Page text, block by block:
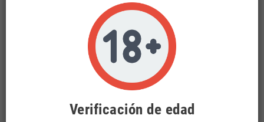
para que, independientemente de la
, nuestros clientes siempre salgan ganando con
su decisión. ¿A qué esperas a probar?
Además, nos rodeamos de un estupendo
que, aparte de estar formado por grandes
profesionales del sector, es organizado, cercano y
siempre dispuesto a solventar cualquier duda que pueda
Verificación de edad